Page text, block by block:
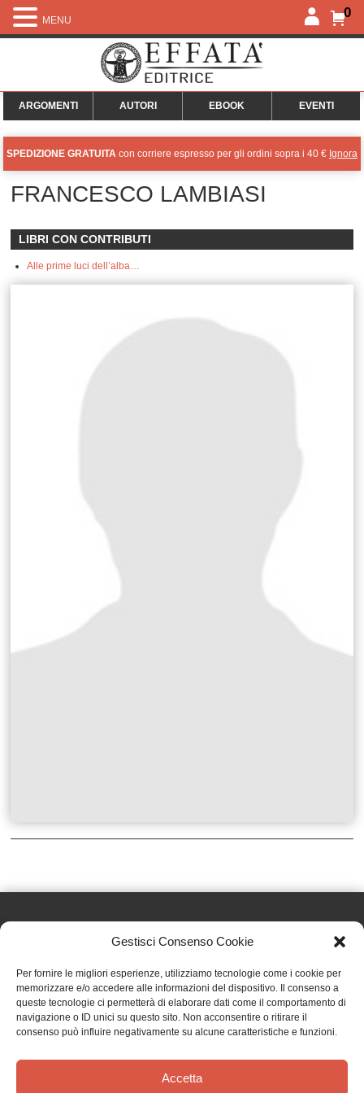
Gestisci Consenso Cookie
Per fornire le migliori esperienze, utilizziamo tecnologie come i cookie per
memorizzare e/o accedere alle informazioni del dispositivo. Il consenso a
queste tecnologie ci permetterà di elaborare dati come il comportamento di
navigazione o ID unici su questo sito. Non acconsentire o ritirare il
consenso può influire negativamente su alcune caratteristiche e funzioni.
Accetta
0
ARGOMENTI AUTORI EBOOK EVENTI
SPEDIZIONE GRATUITA con corriere espresso per gli ordini sopra i 40 € Ignora
FRANCESCO LAMBIASI
LIBRI CON CONTRIBUTI
Alle prime luci dell’alba…
Effatà Editrice di Pellegrino Paolo SAS
C.F. e P.IVA 09655250018
Via Tre Denti, 1 - 10060 Cantalupa (TO)
Telefono: (+39) 0121 353452 - Fax: (+39) 0121 353839
MENU